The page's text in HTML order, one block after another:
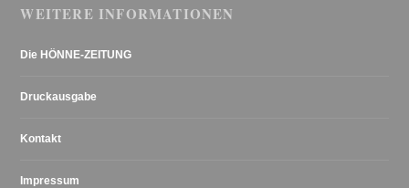
WEITERE INFORMATIONEN
Die HÖNNE-ZEITUNG
Druckausgabe
Kontakt
Impressum